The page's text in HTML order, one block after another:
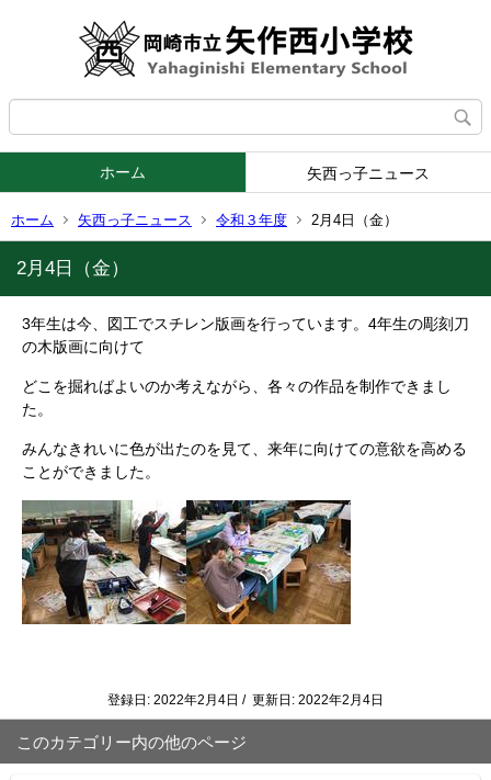
ホーム 矢西っ子ニュース
ホーム 矢西っ子ニュース 令和３年度 2月4日（金）
2月4日（金）
3年生は今、図工でスチレン版画を行っています。4年生の彫刻刀
の木版画に向けて
どこを掘ればよいのか考えながら、各々の作品を制作できまし
た。
みんなきれいに色が出たのを見て、来年に向けての意欲を高める
ことができました。
登録日: 2022年2月4日 / 更新日: 2022年2月4日
このカテゴリー内の他のページ